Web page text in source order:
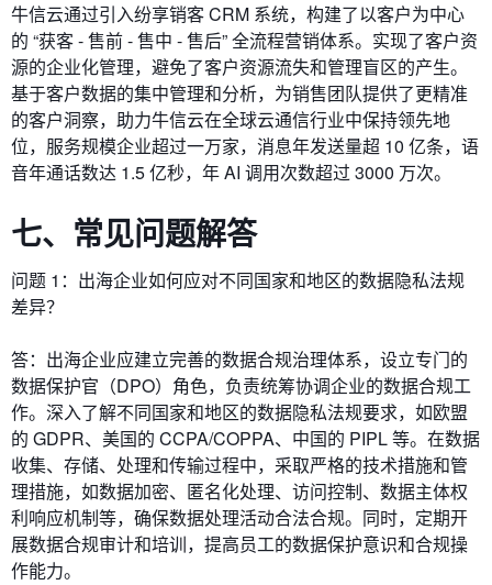
牛信云通过引入纷享销客 CRM 系统，构建了以客户为中心
的 “获客 - 售前 - 售中 - 售后” 全流程营销体系。实现了客户资
源的企业化管理，避免了客户资源流失和管理盲区的产生。
基于客户数据的集中管理和分析，为销售团队提供了更精准
的客户洞察，助力牛信云在全球云通信行业中保持领先地
位，服务规模企业超过一万家，消息年发送量超 10 亿条，语
音年通话数达 1.5 亿秒，年 AI 调用次数超过 3000 万次。
七、常见问题解答
问题 1：出海企业如何应对不同国家和地区的数据隐私法规
差异？
答：出海企业应建立完善的数据合规治理体系，设立专门的
数据保护官（DPO）角色，负责统筹协调企业的数据合规工
作。深入了解不同国家和地区的数据隐私法规要求，如欧盟
的 GDPR、美国的 CCPA/COPPA、中国的 PIPL 等。在数据
收集、存储、处理和传输过程中，采取严格的技术措施和管
理措施，如数据加密、匿名化处理、访问控制、数据主体权
利响应机制等，确保数据处理活动合法合规。同时，定期开
展数据合规审计和培训，提高员工的数据保护意识和合规操
作能力。